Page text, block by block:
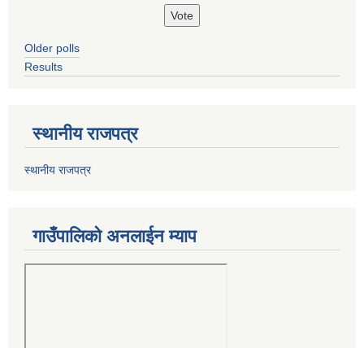
Older polls
Results
स्थानीय राजपत्र
स्थानीय राजपत्र
गाउँपालिको अनलाईन म्याप